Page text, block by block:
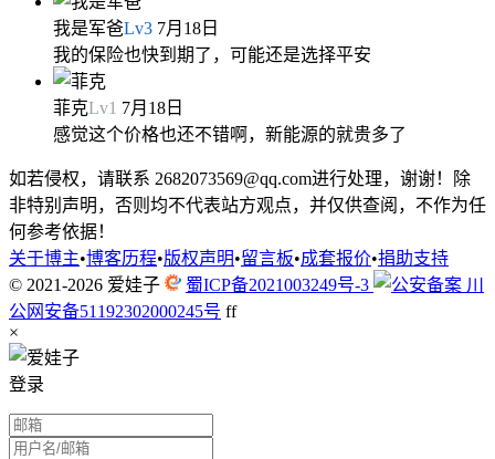
我是军爸Lv3 7月18日
我的保险也快到期了，可能还是选择平安
菲克Lv1 7月18日
感觉这个价格也还不错啊，新能源的就贵多了
如若侵权，请联系 2682073569@qq.com进行处理，谢谢！除
非特别声明，否则均不代表站方观点，并仅供查阅，不作为任
何参考依据！
关于博主•博客历程•版权声明•留言板•成套报价•捐助支持
© 2021-2026 爱娃子 蜀ICP备2021003249号-3
川
公网安备51192302000245号 ff
×
登录